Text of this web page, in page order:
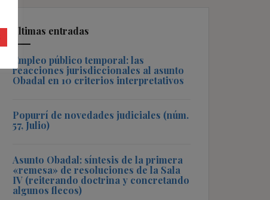
Últimas entradas
Empleo público temporal: las
reacciones jurisdiccionales al asunto
Obadal en 10 criterios interpretativos
Popurrí de novedades judiciales (núm.
57, Julio)
Asunto Obadal: síntesis de la primera
«remesa» de resoluciones de la Sala
IV (reiterando doctrina y concretando
algunos flecos)